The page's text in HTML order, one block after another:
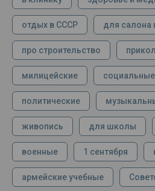
отдых в СССР для салона
про строительство
милицейские социальные
политические
живопись для школы
военные 1 сентября
армейские учебные